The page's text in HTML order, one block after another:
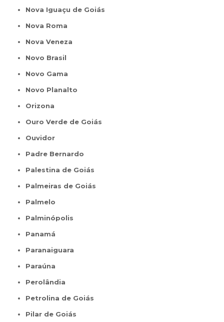
Nova Iguaçu de Goiás
Nova Roma
Nova Veneza
Novo Brasil
Novo Gama
Novo Planalto
Orizona
Ouro Verde de Goiás
Ouvidor
Padre Bernardo
Palestina de Goiás
Palmeiras de Goiás
Palmelo
Palminópolis
Panamá
Paranaiguara
Paraúna
Perolândia
Petrolina de Goiás
Pilar de Goiás